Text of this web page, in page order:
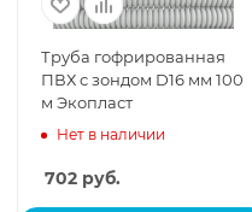
Труба гофрированная
ПВХ с зондом D16 мм 100
м Экопласт
Нет в наличии
702 руб.